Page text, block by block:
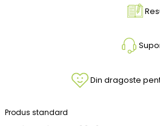
Din dragoste
Produs standard